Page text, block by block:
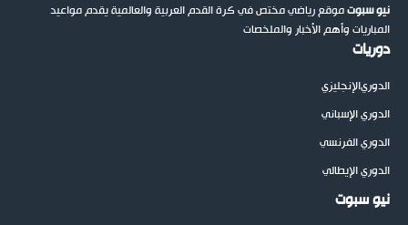
نيو سبوتموقع رياضي مختص في كرة القدم العربية والعالمية يقدم مواعيد
المباريات وأهم الأخبار والملخصات
دوريات
الدوريالإنجليزي
الدوري الإسباني
الدوري الفرنسي
الدوري الإيطالي
نيو سبوت